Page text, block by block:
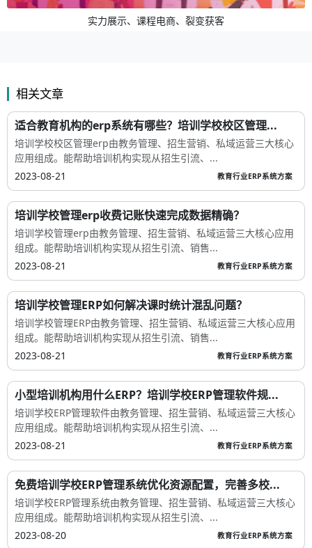
实力展示、课程电商、裂变获客
相关文章
适合教育机构的erp系统有哪些？培训学校校区管理...
培训学校校区管理erp由教务管理、招生营销、私域运营三大核心
应用组成。能帮助培训机构实现从招生引流、...
2023-08-21
教育行业ERP系统方案
培训学校管理erp收费记账快速完成数据精确？
培训学校管理erp由教务管理、招生营销、私域运营三大核心应用
组成。能帮助培训机构实现从招生引流、销售...
2023-08-21
教育行业ERP系统方案
培训学校管理ERP如何解决课时统计混乱问题？
培训学校管理ERP由教务管理、招生营销、私域运营三大核心应用
组成。能帮助培训机构实现从招生引流、销售...
2023-08-21
教育行业ERP系统方案
小型培训机构用什么ERP？培训学校ERP管理软件规...
培训学校ERP管理软件由教务管理、招生营销、私域运营三大核心
应用组成。能帮助培训机构实现从招生引流、...
2023-08-21
教育行业ERP系统方案
免费培训学校ERP管理系统优化资源配置，完善多校...
培训学校ERP管理系统由教务管理、招生营销、私域运营三大核心
应用组成。能帮助培训机构实现从招生引流、...
2023-08-20
教育行业ERP系统方案